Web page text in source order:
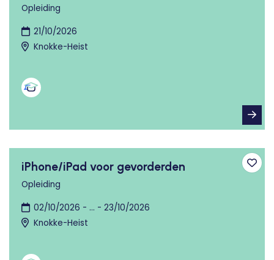
Opleiding
21/10/2026
Knokke-Heist
iPhone/iPad voor gevorderden
Opleiding
02/10/2026 - ... - 23/10/2026
Knokke-Heist